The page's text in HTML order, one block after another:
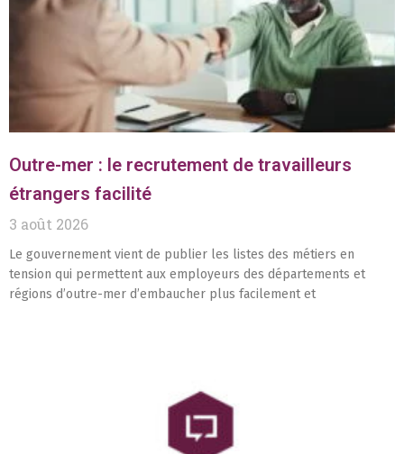
Outre-mer : le recrutement de travailleurs
étrangers facilité
3 août 2026
Le gouvernement vient de publier les listes des métiers en
tension qui permettent aux employeurs des départements et
régions d’outre-mer d’embaucher plus facilement et